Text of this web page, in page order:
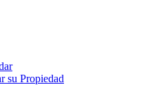
su Propiedad